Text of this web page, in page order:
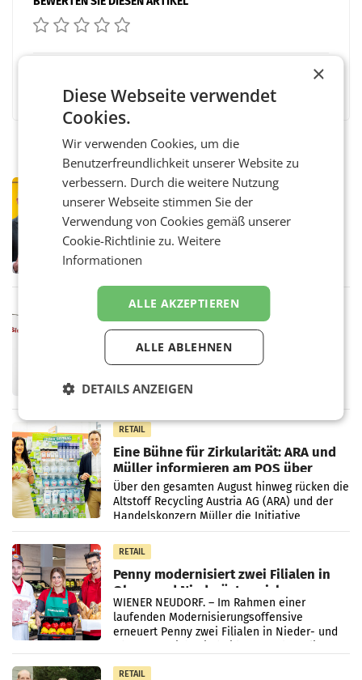
PRIMENEWS
Österreichische Post: Umsatzplus im
ersten Halbjahr trotz schwachem
Briefgeschäft
WIEN Die Österreichische Post AG hat im
ersten Halbjahr 2026 einen Konzernumsatz
einem Plus von 3,8 Prozent gegenüber dem
Vergleichszeitraum
MARKETING & MEDIA
ProSiebenSat.1 spart und macht
überraschend viel Gewinn
UNTERFÖHRING/MAILAND/AMSTERDAM. Der
Frühjahr dank Kostensenkungen operativ
RETAIL
Eine Bühne für Zirkularität: ARA und
Müller informieren am POS über
Kreislauffähigkeit
Über den gesamten August hinweg rücken die
Altstoff Recycling Austria AG (ARA) und der
Handelskonzern Müller die Initiative
„Kreislauf-Helden“ in allen österreichischen
Müller-Filialen
RETAIL
Penny modernisiert zwei Filialen in
Ober- und Niederösterreich
WIENER NEUDORF. – Im Rahmen einer
laufenden Modernisierungsoffensive
erneuert Penny zwei Filialen in Nieder- und
RETAIL
×
Diese Webseite verwendet
Cookies.
Wir verwenden Cookies, um die
Benutzerfreundlichkeit unserer Website zu
verbessern. Durch die weitere Nutzung
unserer Webseite stimmen Sie der
Verwendung von Cookies gemäß unserer
Cookie-Richtlinie zu.Weitere
Informationen
ALLE AKZEPTIEREN
ALLE ABLEHNEN
DETAILS ANZEIGEN